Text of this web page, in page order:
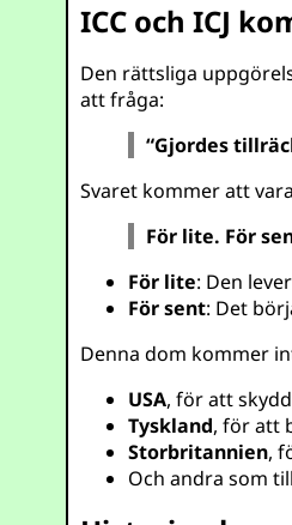
ICC och ICJ
Den rättsliga
att fråga:
“Gjordes
Svaret kommer att
För lite. För
För lite: Den
För sent: Det
Denna dom kommer
USA, för att
Tyskland, för att
Storbritannien,
Och andra som